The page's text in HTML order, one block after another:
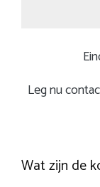
Leg nu
Wat zijn de